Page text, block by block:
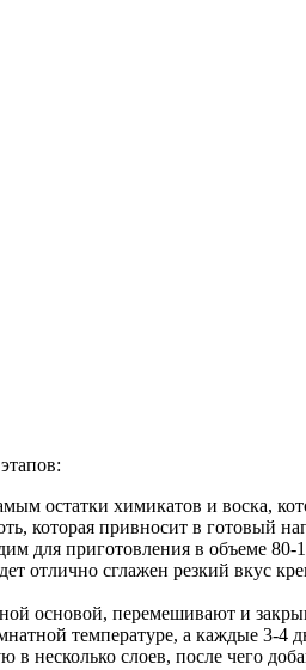
остатки химикатов и воска,
которая привносит в готовый
для приготовления в объеме
отлично сглажен резкий вкус
основой, перемешивают и
температуре, а каждые 3-4
несколько слоев, после чего